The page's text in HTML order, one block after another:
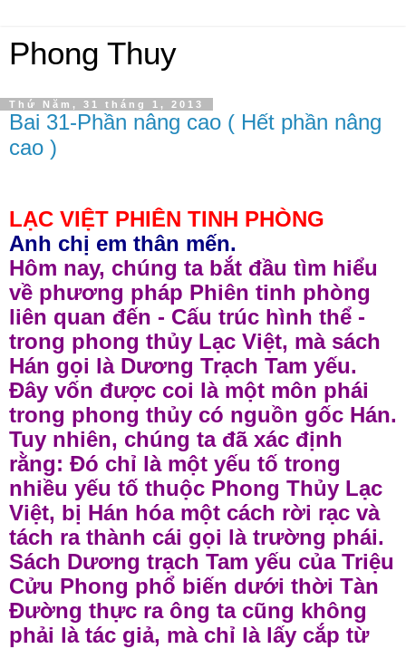
Phong Thuy
Thứ Năm, 31 tháng 1, 2013
Bai 31-Phần nâng cao ( Hết phần nâng
cao )
LẠC VIỆT PHIÊN TINH PHÒNG
Anh chị em thân mến.
Hôm nay, chúng ta bắt đầu tìm hiểu
về phương pháp Phiên tinh phòng
liên quan đến - Cấu trúc hình thể -
trong phong thủy Lạc Việt, mà sách
Hán gọi là Dương Trạch Tam yếu.
Đây vốn được coi là một môn phái
trong phong thủy có nguồn gốc Hán.
Tuy nhiên, chúng ta đã xác định
rằng: Đó chỉ là một yếu tố trong
nhiều yếu tố thuộc Phong Thủy Lạc
Việt, bị Hán hóa một cách rời rạc và
tách ra thành cái gọi là trường phái.
Sách Dương trạch Tam yếu của Triệu
Cửu Phong phổ biến dưới thời Tàn
Đường thực ra ông ta cũng không
phải là tác giả, mà chỉ là lấy cắp từ